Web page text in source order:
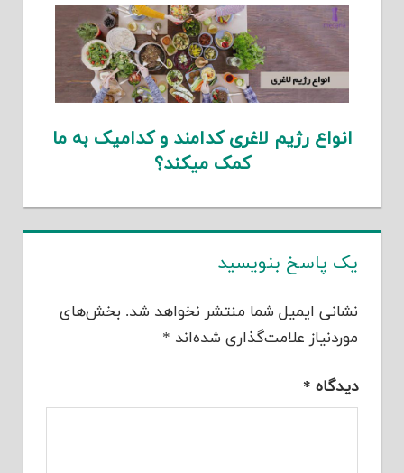
انواع رژیم لاغری کدامند و کدامیک به ما
کمک میکند؟
یک پاسخ بنویسید
نشانی ایمیل شما منتشر نخواهد شد. بخش‌های
موردنیاز علامت‌گذاری شده‌اند *
دیدگاه *